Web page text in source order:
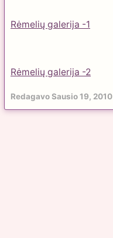
Rėmelių galerija -1
Rėmelių galerija -2
RedagavoSausio 19, 2010